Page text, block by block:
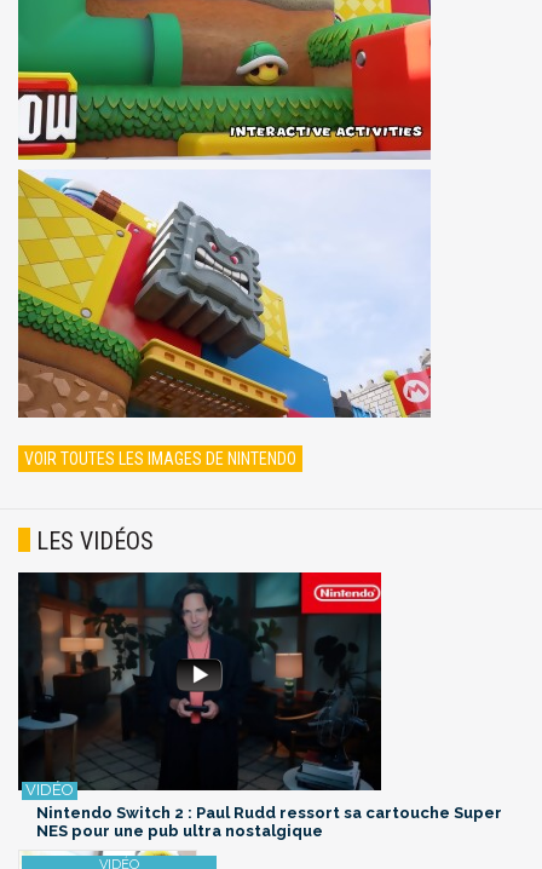
VOIR TOUTES LES IMAGES DE NINTENDO
LES VIDÉOS
Nintendo Switch 2 : Paul Rudd ressort sa cartouche Super
NES pour une pub ultra nostalgique